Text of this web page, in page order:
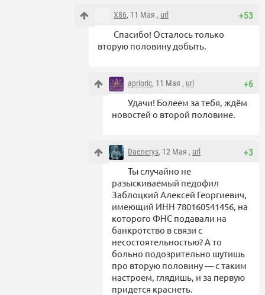
+53
X86, 11 Мая , url
Спасибо! Осталось только
вторую половину добыть.
+6
aprioric, 11 Мая , url
Удачи! Болеем за тебя, ждём
новостей о второй половине.
+3
Daenerys, 12 Мая , url
Ты случайно не
разыскиваемый педофил
Заблоцкий Алексей Георгиевич,
имеющий ИНН 780160541456, на
которого ФНС подавали на
банкротство в связи с
несостоятельностью? А то
больно подозрительно шутишь
про вторую половину — с таким
настроем, глядишь, и за первую
придется краснеть.